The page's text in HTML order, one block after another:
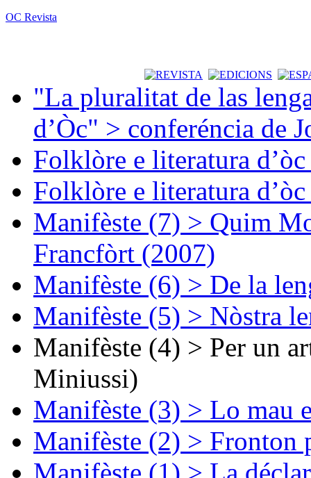
OC Revista
"La pluralitat de las
d’Òc" > conferéncia de
Folklòre e literatura
Folklòre e literatura
Manifèste (7) > Quim
Francfòrt (2007)
Manifèste (6) > De la
Manifèste (5) > Nòstra
Manifèste (4) > Per un
Miniussi)
Manifèste (3) > Lo mau
Manifèste (2) > Fronton